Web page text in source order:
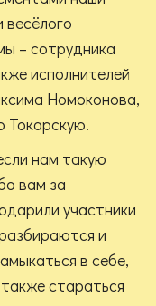
весёлого
– сотрудника
исполнителей
Номоконова,
Токарскую.
нам такую
вам за
участники
и
в себе,
стараться